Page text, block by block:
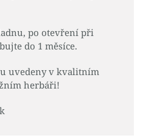
po otevření při
do 1 měsíce.
uvedeny v kvalitním
herbáři!